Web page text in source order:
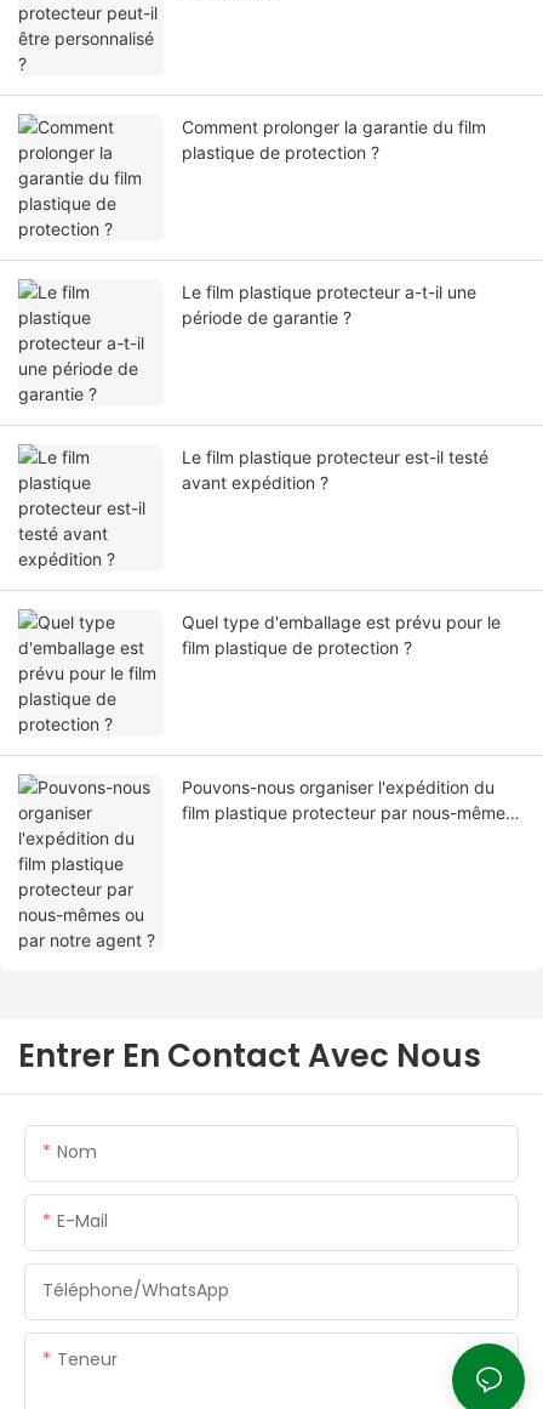
Comment prolonger la garantie du film
plastique de protection ?
Le film plastique protecteur a-t-il une
période de garantie ?
Le film plastique protecteur est-il testé
avant expédition ?
Quel type d'emballage est prévu pour le
film plastique de protection ?
Pouvons-nous organiser l'expédition du
film plastique protecteur par nous-mêmes
Entrer En Contact Avec Nous
Nom
E-Mail
Téléphone/WhatsApp
Teneur